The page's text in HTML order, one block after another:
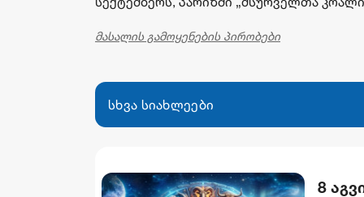
მასალის გამოყენების პირობები
სხვა სიახლეები
8